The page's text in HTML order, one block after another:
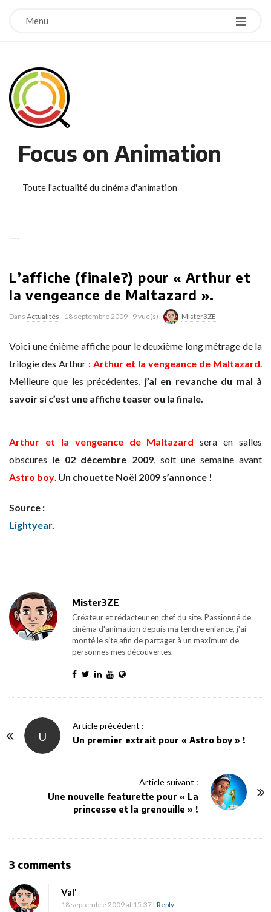
Menu
Focus on Animation
Toute l'actualité du cinéma d'animation
---
L’affiche (finale?) pour « Arthur et
la vengeance de Maltazard ».
Dans Actualités 18 septembre 2009 9 vue(s) Mister3ZE
Voici une énième affiche pour le deuxième long métrage de la
trilogie des Arthur : Arthur et la vengeance de Maltazard.
Meilleure que les précédentes, j’ai en revanche du mal à
savoir si c’est une affiche teaser ou la finale.
Arthur et la vengeance de Maltazard sera en salles
obscures le 02 décembre 2009, soit une semaine avant
Astro boy. Un chouette Noël 2009 s’annonce !
Source :
Lightyear.
Mister3ZE
Créateur et rédacteur en chef du site. Passionné de
cinéma d'animation depuis ma tendre enfance, j'ai
monté le site afin de partager à un maximum de
personnes mes découvertes.
U
Article précédent :
Un premier extrait pour « Astro boy » !
Article suivant :
Une nouvelle featurette pour « La
princesse et la grenouille » !
3 commentsO
L
Val'
18 septembre 2009 at 15:37- Reply